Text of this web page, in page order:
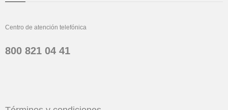
Centro de atención telefónica
800 821 04 41